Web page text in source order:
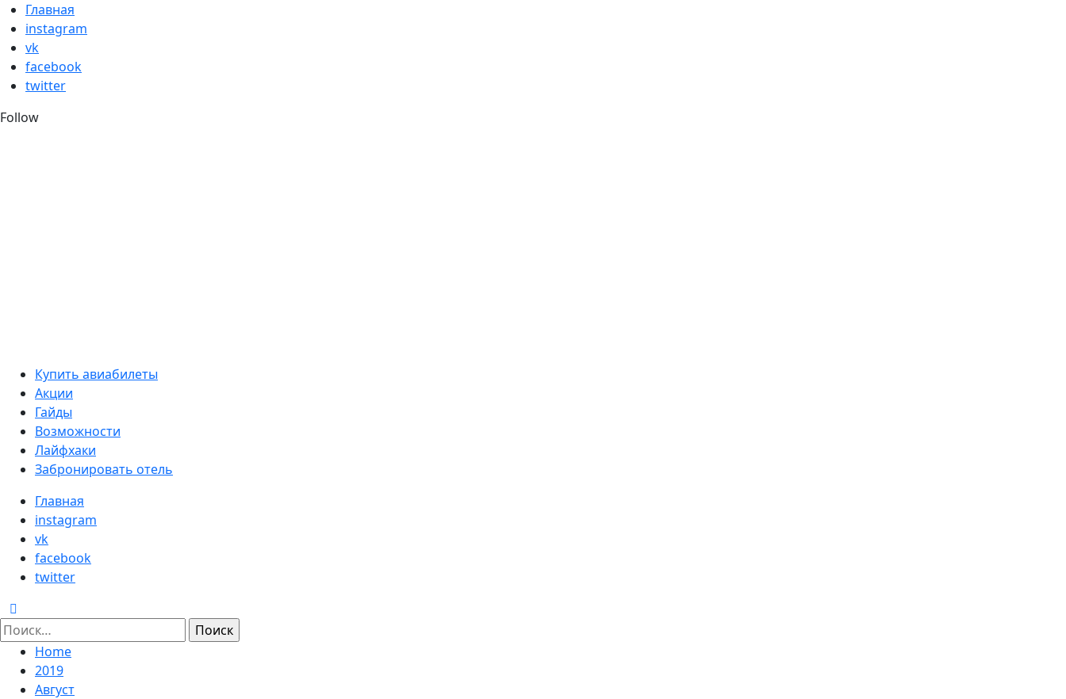
Skip
to
content
Главная
instagram
vk
facebook
twitter
Follow
Primary
Menu
Купить авиабилеты
Акции
Гайды
Возможности
Лайфхаки
Забронировать отель
Главная
instagram
vk
facebook
twitter
Найти:
Home
2019
Август